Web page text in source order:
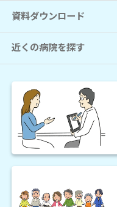
資料ダウンロード
近くの病院を探す